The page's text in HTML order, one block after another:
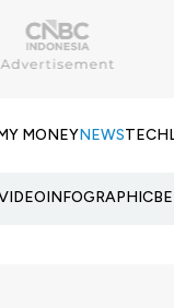
MONEYNEWSTECH
INFOGRAPHIC